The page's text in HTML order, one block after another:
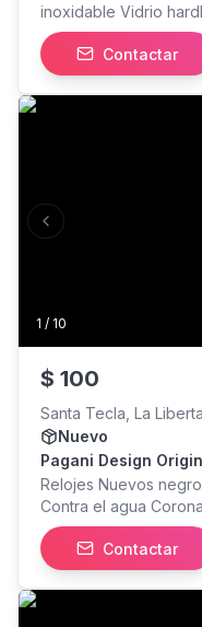
inoxidable Vidrio
MAYOR INFO inbox
Contactar
1 / 10
Previous slide
$ 100
Santa Tecla, La
Nuevo
Pagani Design
Relojes Nuevos
Contra el agua
WHATSAPP
Contactar